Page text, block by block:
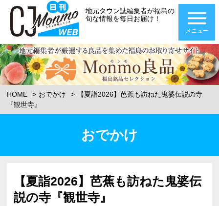
地元タウン誌編集者が福島の
旬な情報を毎日お届け！
メニュー
HOME おでかけ
【夏詣2026】芭蕉も訪ねた鬼婆伝説の寺
『観世寺』
おでかけ
【夏詣2026】芭蕉も訪ねた鬼婆伝
説の寺『観世寺』